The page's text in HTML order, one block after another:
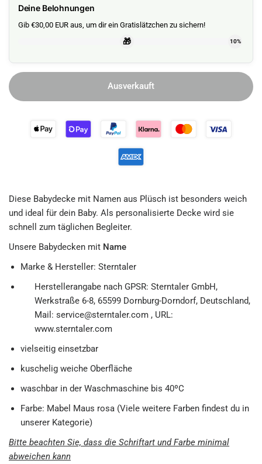
Deine Belohnungen
Gib €30,00 EUR aus, um dir ein Gratislätzchen zu sichern!
🎁 10%
Ausverkauft
Diese Babydecke mit Namen aus Plüsch ist besonders weich
und ideal für dein Baby. Als personalisierte Decke wird sie
schnell zum täglichen Begleiter.
Unsere Babydecken mit Name
Marke & Hersteller: Sterntaler
Herstellerangabe nach GPSR: Sterntaler GmbH,
Werkstraße 6-8, 65599 Dornburg-Dorndorf, Deutschland,
Mail: service@sterntaler.com , URL:
www.sterntaler.com
vielseitig einsetzbar
kuschelig weiche Oberfläche
waschbar in der Waschmaschine bis 40ºC
Farbe: Mabel Maus rosa (Viele weitere Farben findest du in
unserer Kategorie)
Bitte beachten Sie, dass die Schriftart und Farbe minimal
abweichen kann